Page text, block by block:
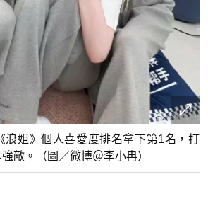
浪姐》個人喜愛度排名拿下第1名，打
敵。（圖／微博＠李小冉）